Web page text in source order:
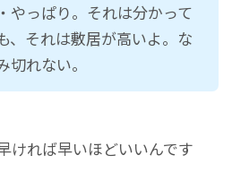
やっぱり。それは分かって
、それは敷居が高いよ。な
切れない。
ければ早いほどいいんです